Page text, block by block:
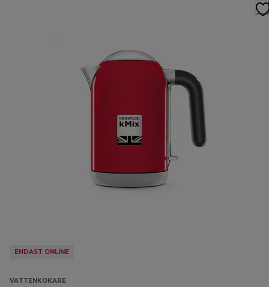
ENDAST ONLINE
VATTENKOKARE